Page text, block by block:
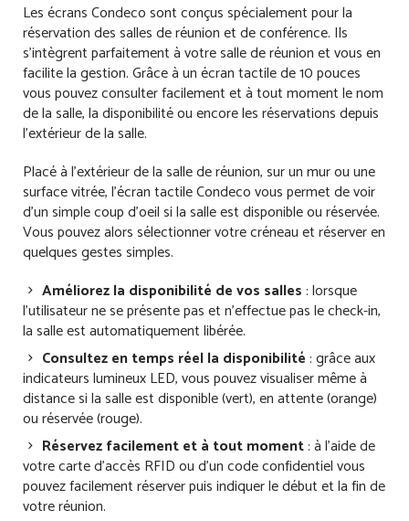
Les écrans Condeco sont conçus spécialement pour la
réservation des salles de réunion et de conférence. Ils
s’intègrent parfaitement à votre salle de réunion et vous en
facilite la gestion. Grâce à un écran tactile de 10 pouces
vous pouvez consulter facilement et à tout moment le nom
de la salle, la disponibilité ou encore les réservations depuis
l’extérieur de la salle.
Placé à l’extérieur de la salle de réunion, sur un mur ou une
surface vitrée, l’écran tactile Condeco vous permet de voir
d’un simple coup d’oeil si la salle est disponible ou réservée.
Vous pouvez alors sélectionner votre créneau et réserver en
quelques gestes simples.
Améliorez la disponibilité de vos salles: lorsque
l’utilisateur ne se présente pas et n’effectue pas le check-in,
la salle est automatiquement libérée.
Consultez en temps réel la disponibilité: grâce aux
indicateurs lumineux LED, vous pouvez visualiser même à
distance si la salle est disponible (vert), en attente (orange)
ou réservée (rouge).
Réservez facilement et à tout moment: à l’aide de
votre carte d’accès RFID ou d’un code confidentiel vous
pouvez facilement réserver puis indiquer le début et la fin de
votre réunion.